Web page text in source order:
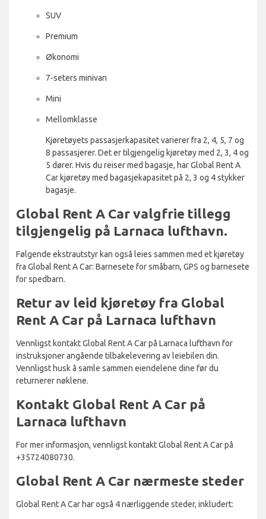
SUV
Premium
Økonomi
7-seters minivan
Mini
Mellomklasse
Kjøretøyets passasjerkapasitet varierer fra 2, 4, 5, 7 og
8 passasjerer. Det er tilgjengelig kjøretøy med 2, 3, 4 og
5 dører. Hvis du reiser med bagasje, har Global Rent A
Car kjøretøy med bagasjekapasitet på 2, 3 og 4 stykker
bagasje.
Global Rent A Car valgfrie tillegg
tilgjengelig på Larnaca lufthavn.
Følgende ekstrautstyr kan også leies sammen med et kjøretøy
fra Global Rent A Car: Barnesete for småbarn, GPS og barnesete
for spedbarn.
Retur av leid kjøretøy fra Global
Rent A Car på Larnaca lufthavn
Vennligst kontakt Global Rent A Car på Larnaca lufthavn for
instruksjoner angående tilbakelevering av leiebilen din.
Vennligst husk å samle sammen eiendelene dine før du
returnerer nøklene.
Kontakt Global Rent A Car på
Larnaca lufthavn
For mer informasjon, vennligst kontakt Global Rent A Car på
+35724080730.
Global Rent A Car nærmeste steder
Global Rent A Car har også 4 nærliggende steder, inkludert: